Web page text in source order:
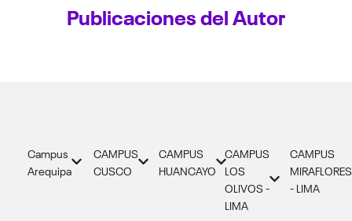
Publicaciones del Autor
Campus
Arequipa
CAMPUS
CUSCO
CAMPUS
HUANCAYO
CAMPUS
LOS
OLIVOS -
LIMA
CAMPUS
MIRAFLORES
- LIMA